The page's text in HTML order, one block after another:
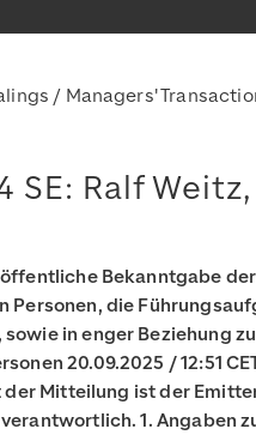
/ Managers'
SE: Ralf Weitz,
Bekanntgabe der
Personen, die
in enger Beziehung
20.09.2025 / 12:51
der Mitteilung ist der
1. Angaben